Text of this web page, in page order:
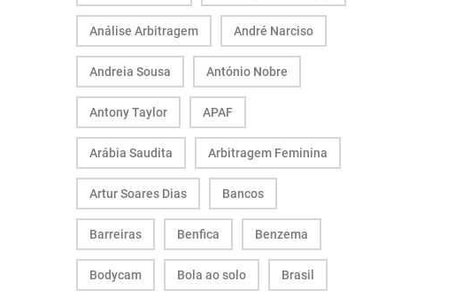
Análise Arbitragem André Narciso
Andreia Sousa António Nobre
Antony Taylor APAF
Arábia Saudita Arbitragem Feminina
Artur Soares Dias Bancos
Barreiras Benfica Benzema
Bodycam Bola ao solo Brasil